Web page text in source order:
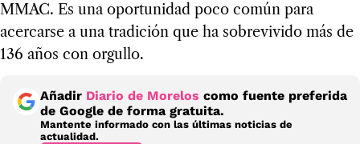
MMAC. Es una oportunidad poco común para
acercarse a una tradición que ha sobrevivido más de
136 años con orgullo.
Añadir Diario de Morelos como fuente preferida
de Google de forma gratuita.
Mantente informado con las últimas noticias de
actualidad.